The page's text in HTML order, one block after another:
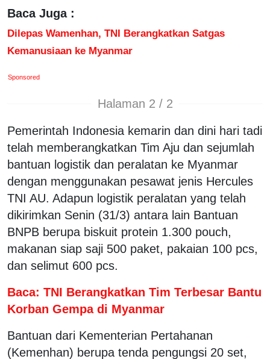
Baca Juga :
Dilepas Wamenhan, TNI Berangkatkan Satgas
Kemanusiaan ke Myanmar
Sponsored
Halaman 2 / 2
Pemerintah Indonesia kemarin dan dini hari tadi
telah memberangkatkan Tim Aju dan sejumlah
bantuan logistik dan peralatan ke Myanmar
dengan menggunakan pesawat jenis Hercules
TNI AU. Adapun logistik peralatan yang telah
dikirimkan Senin (31/3) antara lain Bantuan
BNPB berupa biskuit protein 1.300 pouch,
makanan siap saji 500 paket, pakaian 100 pcs,
dan selimut 600 pcs.
Baca: TNI Berangkatkan Tim Terbesar Bantu
Korban Gempa di Myanmar
Bantuan dari Kementerian Pertahanan
(Kemenhan) berupa tenda pengungsi 20 set,